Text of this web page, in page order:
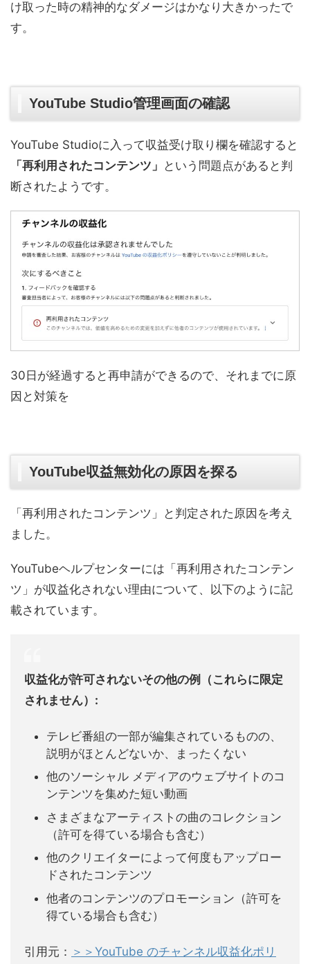
け取った時の精神的なダメージはかなり大きかったで
す。
YouTube Studio管理画面の確認
YouTube Studioに入って収益受け取り欄を確認すると
「再利用されたコンテンツ」 という問題点があると判
断されたようです。
30日が経過すると再申請ができるので、それまでに原
因と対策を
YouTube収益無効化の原因を探る
「再利用されたコンテンツ」と判定された原因を考え
ました。
YouTubeヘルプセンターには「再利用されたコンテン
ツ」が収益化されない理由について、以下のように記
載されています。
収益化が許可されないその他の例（これらに限定
されません）:
テレビ番組の一部が編集されているものの、
説明がほとんどないか、まったくない
他のソーシャル メディアのウェブサイトのコ
ンテンツを集めた短い動画
さまざまなアーティストの曲のコレクション
（許可を得ている場合も含む）
他のクリエイターによって何度もアップロー
ドされたコンテンツ
他者のコンテンツのプロモーション（許可を
得ている場合も含む）
引用元： ＞＞YouTube のチャンネル収益化ポリ